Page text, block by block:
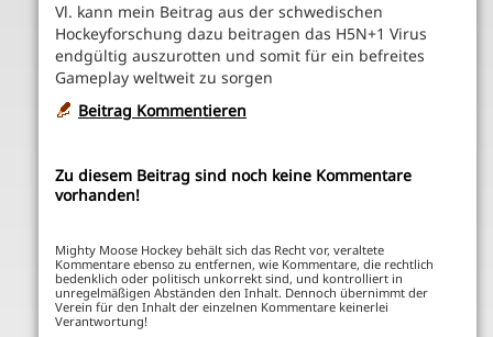
Vl. kann mein Beitrag aus der schwedischen
Hockeyforschung dazu beitragen das H5N+1 Virus
endgültig auszurotten und somit für ein befreites
Gameplay weltweit zu sorgen
Beitrag Kommentieren
Zu diesem Beitrag sind noch keine Kommentare
vorhanden!
Mighty Moose Hockey behält sich das Recht vor, veraltete
Kommentare ebenso zu entfernen, wie Kommentare, die rechtlich
bedenklich oder politisch unkorrekt sind, und kontrolliert in
unregelmäßigen Abständen den Inhalt. Dennoch übernimmt der
Verein für den Inhalt der einzelnen Kommentare keinerlei
Verantwortung!